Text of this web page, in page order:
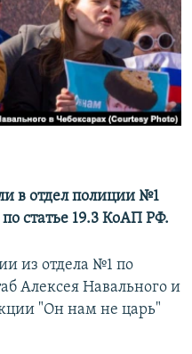
в отдел полиции №1
статье 19.3 КоАП РФ.
из отдела №1 по
Алексея Навального и
"Он нам не царь"